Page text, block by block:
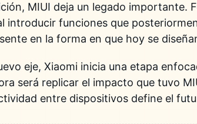
MIUI deja un legado importante.
introducir funciones que
en la forma en que hoy se
eje, Xiaomi inicia una etapa
será replicar el impacto que tuvo
entre dispositivos define el